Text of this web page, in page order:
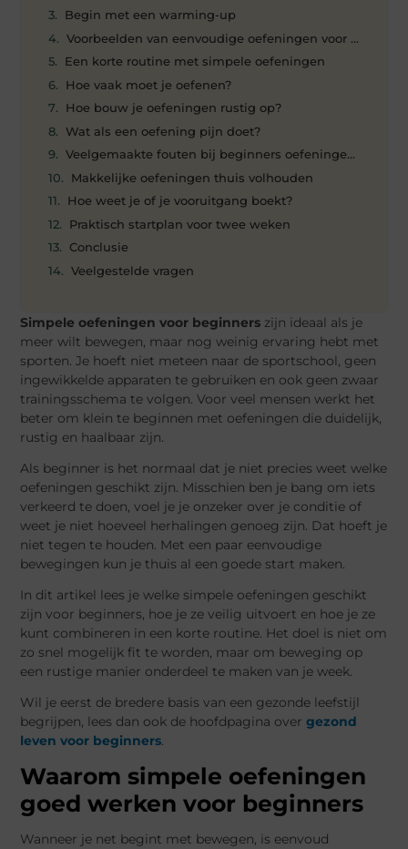
Begin met een warming-up
Voorbeelden van eenvoudige oefeningen voor
Een korte routine met simpele oefeningen
Hoe vaak moet je oefenen?
Hoe bouw je oefeningen rustig op?
Wat als een oefening pijn doet?
Veelgemaakte fouten bij beginners oefeningen zonder
Makkelijke oefeningen thuis volhouden
Hoe weet je of je vooruitgang boekt?
Praktisch startplan voor twee weken
Conclusie
Veelgestelde vragen
Simpele oefeningen voor beginners zijn ideaal als je
meer wilt bewegen, maar nog weinig ervaring hebt met
sporten. Je hoeft niet meteen naar de sportschool, geen
ingewikkelde apparaten te gebruiken en ook geen zwaar
trainingsschema te volgen. Voor veel mensen werkt het
beter om klein te beginnen met oefeningen die duidelijk,
rustig en haalbaar zijn.
Als beginner is het normaal dat je niet precies weet welke
oefeningen geschikt zijn. Misschien ben je bang om iets
verkeerd te doen, voel je je onzeker over je conditie of
weet je niet hoeveel herhalingen genoeg zijn. Dat hoeft je
niet tegen te houden. Met een paar eenvoudige
bewegingen kun je thuis al een goede start maken.
In dit artikel lees je welke simpele oefeningen geschikt
zijn voor beginners, hoe je ze veilig uitvoert en hoe je ze
kunt combineren in een korte routine. Het doel is niet om
zo snel mogelijk fit te worden, maar om beweging op
een rustige manier onderdeel te maken van je week.
Wil je eerst de bredere basis van een gezonde leefstijl
begrijpen, lees dan ook de hoofdpagina overgezond
leven voor beginners.
Waarom simpele oefeningen
goed werken voor beginners
Wanneer je net begint met bewegen, is eenvoud